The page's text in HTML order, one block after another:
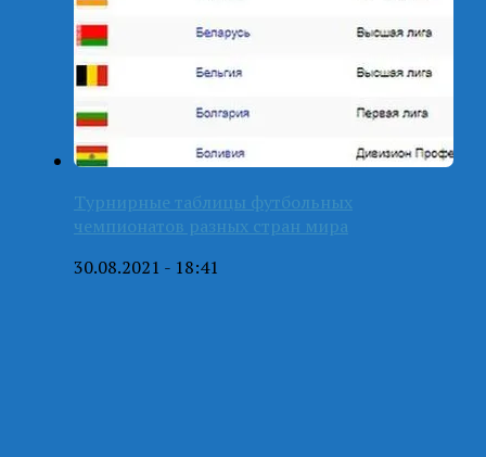
Турнирные таблицы футбольных
чемпионатов разных стран мира
30.08.2021 - 18:41